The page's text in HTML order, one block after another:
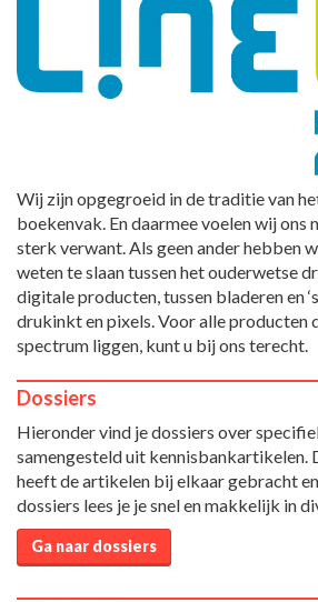
Wij zijn opgegroeid in de traditie van
boekenvak. En daarmee voelen wij
sterk verwant. Als geen ander hebben
weten te slaan tussen het ouderwetse
digitale producten, tussen bladeren en
drukinkt en pixels. Voor alle producten
spectrum liggen, kunt u bij ons terecht.
Dossiers
Hieronder vind je dossiers over
samengesteld uit kennisbankartikelen.
heeft de artikelen bij elkaar gebracht
dossiers lees je je snel en makkelijk in
Ga naar dossiers